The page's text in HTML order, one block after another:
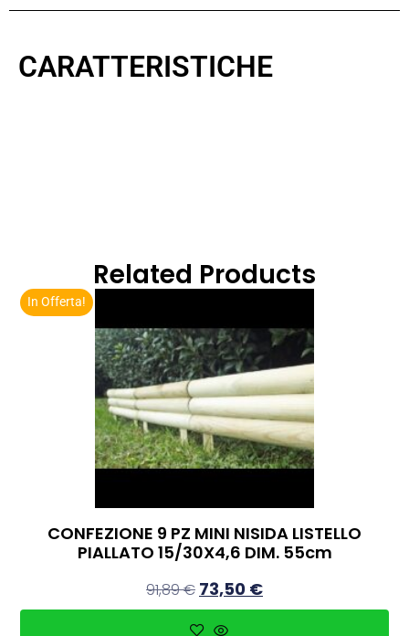
CARATTERISTICHE
Related Products
In Offerta!
CONFEZIONE 9 PZ MINI NISIDA LISTELLO
PIALLATO 15/30X4,6 DIM. 55cm
91,89€ 73,50 €